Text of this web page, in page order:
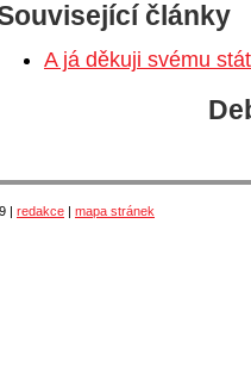
články
A já děkuji svému
| redakce
mapa stránek